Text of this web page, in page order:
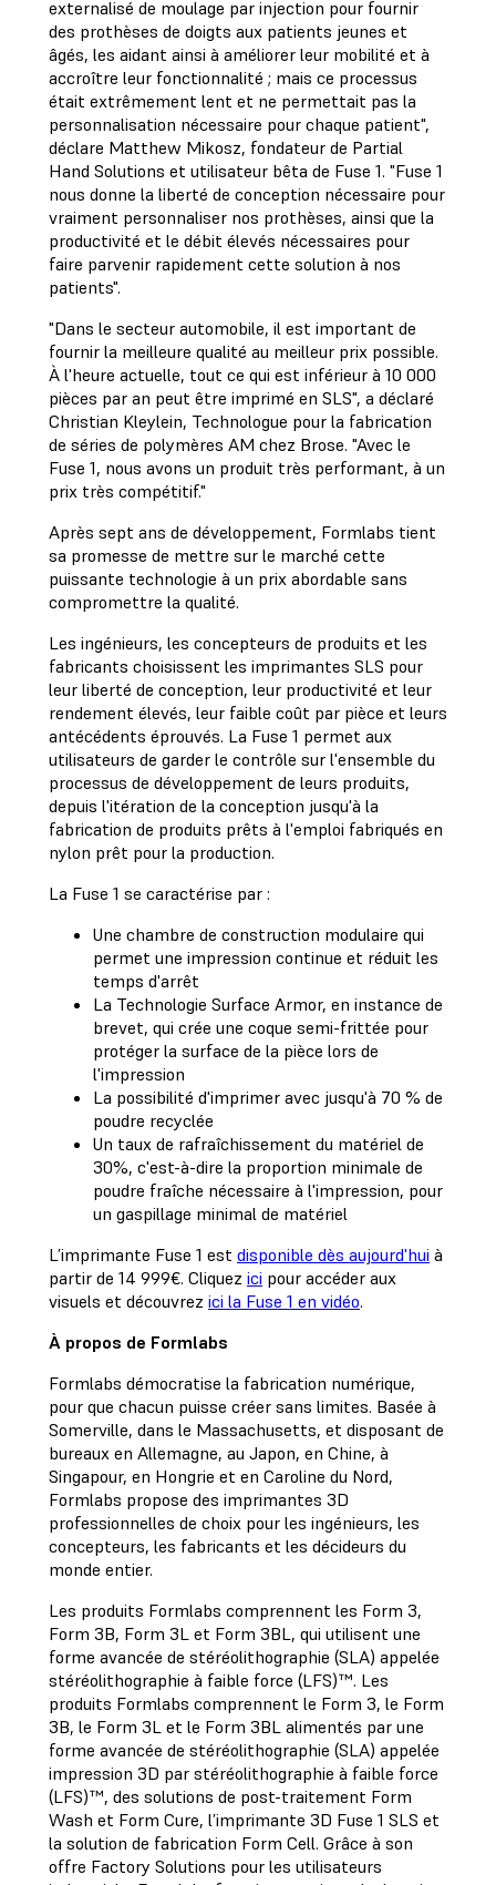
externalisé de moulage par injection pour fournir
des prothèses de doigts aux patients jeunes et
âgés, les aidant ainsi à améliorer leur mobilité et à
accroître leur fonctionnalité ; mais ce processus
était extrêmement lent et ne permettait pas la
personnalisation nécessaire pour chaque patient",
déclare Matthew Mikosz, fondateur de Partial
Hand Solutions et utilisateur bêta de Fuse 1. "Fuse 1
nous donne la liberté de conception nécessaire pour
vraiment personnaliser nos prothèses, ainsi que la
productivité et le débit élevés nécessaires pour
faire parvenir rapidement cette solution à nos
patients".
"Dans le secteur automobile, il est important de
fournir la meilleure qualité au meilleur prix possible.
À l'heure actuelle, tout ce qui est inférieur à 10 000
pièces par an peut être imprimé en SLS", a déclaré
Christian Kleylein, Technologue pour la fabrication
de séries de polymères AM chez Brose. "Avec le
Fuse 1, nous avons un produit très performant, à un
prix très compétitif."
Après sept ans de développement, Formlabs tient
sa promesse de mettre sur le marché cette
puissante technologie à un prix abordable sans
compromettre la qualité.
Les ingénieurs, les concepteurs de produits et les
fabricants choisissent les imprimantes SLS pour
leur liberté de conception, leur productivité et leur
rendement élevés, leur faible coût par pièce et leurs
antécédents éprouvés. La Fuse 1 permet aux
utilisateurs de garder le contrôle sur l'ensemble du
processus de développement de leurs produits,
depuis l'itération de la conception jusqu'à la
fabrication de produits prêts à l'emploi fabriqués en
nylon prêt pour la production.
La Fuse 1 se caractérise par :
Une chambre de construction modulaire qui
permet une impression continue et réduit les
temps d'arrêt
La Technologie Surface Armor, en instance de
brevet, qui crée une coque semi-frittée pour
protéger la surface de la pièce lors de
l'impression
La possibilité d'imprimer avec jusqu'à 70 % de
poudre recyclée
Un taux de rafraîchissement du matériel de
30%, c'est-à-dire la proportion minimale de
poudre fraîche nécessaire à l'impression, pour
un gaspillage minimal de matériel
L’imprimante Fuse 1 est disponible dès aujourd'hui à
partir de 14 999€. Cliquez ici pour accéder aux
visuels et découvrez ici la Fuse 1 en vidéo.
À propos de Formlabs
Formlabs démocratise la fabrication numérique,
pour que chacun puisse créer sans limites. Basée à
Somerville, dans le Massachusetts, et disposant de
bureaux en Allemagne, au Japon, en Chine, à
Singapour, en Hongrie et en Caroline du Nord,
Formlabs propose des imprimantes 3D
professionnelles de choix pour les ingénieurs, les
concepteurs, les fabricants et les décideurs du
monde entier.
Les produits Formlabs comprennent les Form 3,
Form 3B, Form 3L et Form 3BL, qui utilisent une
forme avancée de stéréolithographie (SLA) appelée
stéréolithographie à faible force (LFS)™. Les
produits Formlabs comprennent le Form 3, le Form
3B, le Form 3L et le Form 3BL alimentés par une
forme avancée de stéréolithographie (SLA) appelée
impression 3D par stéréolithographie à faible force
(LFS)™, des solutions de post-traitement Form
Wash et Form Cure, l’imprimante 3D Fuse 1 SLS et
la solution de fabrication Form Cell. Grâce à son
offre Factory Solutions pour les utilisateurs